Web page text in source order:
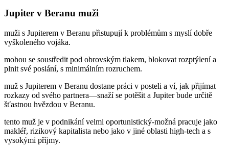
Jupiter v Beranu muži
muži s Jupiterem v Beranu přistupují k problémům s myslí dobře
vyškoleného vojáka.
mohou se soustředit pod obrovským tlakem, blokovat rozptýlení a
plnit své poslání, s minimálním rozruchem.
muž s Jupiterem v Beranu dostane práci v posteli a ví, jak přijímat
rozkazy od svého partnera—snaží se potěšit a Jupiter bude určitě
šťastnou hvězdou v Beranu.
tento muž je v podnikání velmi oportunistický-možná pracuje jako
makléř, rizikový kapitalista nebo jako v jiné oblasti high-tech a s
vysokými příjmy.